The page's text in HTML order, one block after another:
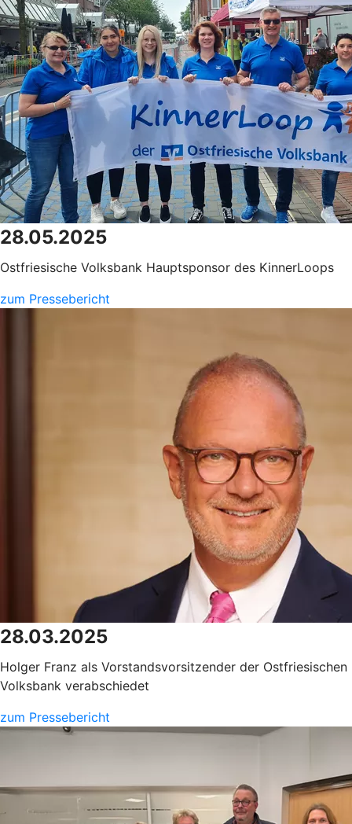
28.05.2025
Ostfriesische Volksbank Hauptsponsor des KinnerLoops
zum Pressebericht
28.03.2025
Holger Franz als Vorstandsvorsitzender der Ostfriesischen
Volksbank verabschiedet
zum Pressebericht